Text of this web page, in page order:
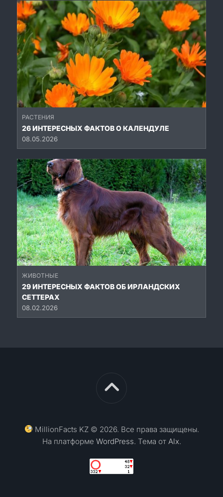
РАСТЕНИЯ
26 ИНТЕРЕСНЫХ ФАКТОВ О КАЛЕНДУЛЕ
08.05.2026
ЖИВОТНЫЕ
29 ИНТЕРЕСНЫХ ФАКТОВ ОБ ИРЛАНДСКИХ
СЕТТЕРАХ
08.02.2026
MillionFacts KZ © 2026. Все права защищены.
На платформе WordPress. Тема от Alx.